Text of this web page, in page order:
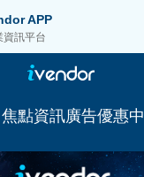
APP
資訊平台
焦點資訊廣告優惠中